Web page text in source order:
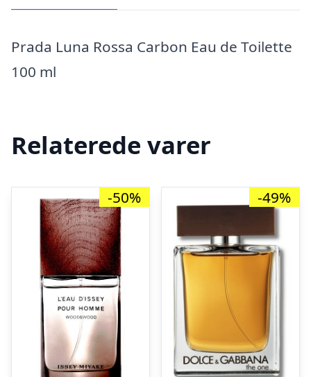
Prada Luna Rossa Carbon Eau de Toilette
100 ml
Relaterede varer
-50% -49%